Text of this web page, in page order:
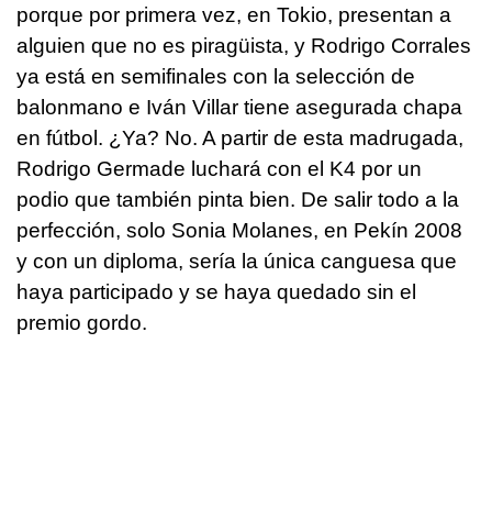
porque por primera vez, en Tokio, presentan a
alguien que no es piragüista, y Rodrigo Corrales
ya está en semifinales con la selección de
balonmano e Iván Villar tiene asegurada chapa
en fútbol. ¿Ya? No. A partir de esta madrugada,
Rodrigo Germade luchará con el K4 por un
podio que también pinta bien. De salir todo a la
perfección, solo Sonia Molanes, en Pekín 2008
y con un diploma, sería la única canguesa que
haya participado y se haya quedado sin el
premio gordo.